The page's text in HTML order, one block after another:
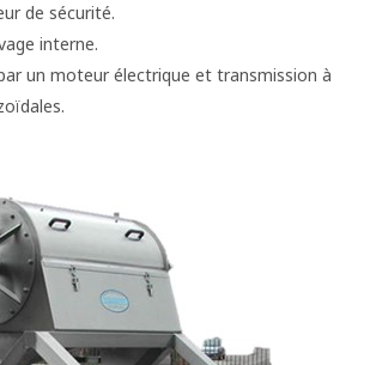
de sécurité.
interne.
un moteur électrique et transmission à